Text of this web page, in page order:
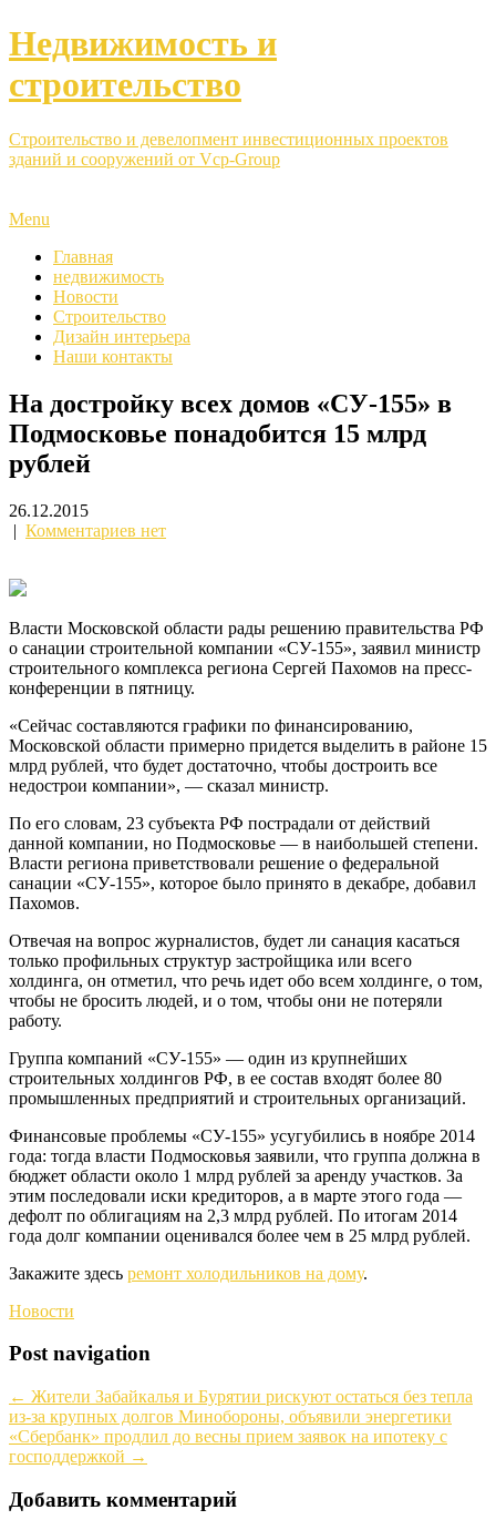
Недвижимость и
строительство
Строительство и девелопмент инвестиционных проектов
зданий и сооружений от Vcp-Group
Menu
Главная
недвижимость
Новости
Строительство
Дизайн интерьера
Наши контакты
На достройку всех домов «СУ-155» в
Подмосковье понадобится 15 млрд
рублей
26.12.2015
| Комментариев нет
Власти Московской области рады решению правительства РФ
о санации строительной компании «СУ-155», заявил министр
строительного комплекса региона Сергей Пахомов на пресс-
конференции в пятницу.
«Сейчас составляются графики по финансированию,
Московской области примерно придется выделить в районе 15
млрд рублей, что будет достаточно, чтобы достроить все
недострои компании», — сказал министр.
По его словам, 23 субъекта РФ пострадали от действий
данной компании, но Подмосковье — в наибольшей степени.
Власти региона приветствовали решение о федеральной
санации «СУ-155», которое было принято в декабре, добавил
Пахомов.
Отвечая на вопрос журналистов, будет ли санация касаться
только профильных структур застройщика или всего
холдинга, он отметил, что речь идет обо всем холдинге, о том,
чтобы не бросить людей, и о том, чтобы они не потеряли
работу.
Группа компаний «СУ-155» — один из крупнейших
строительных холдингов РФ, в ее состав входят более 80
промышленных предприятий и строительных организаций.
Финансовые проблемы «СУ-155» усугубились в ноябре 2014
года: тогда власти Подмосковья заявили, что группа должна в
бюджет области около 1 млрд рублей за аренду участков. За
этим последовали иски кредиторов, а в марте этого года —
дефолт по облигациям на 2,3 млрд рублей. По итогам 2014
года долг компании оценивался более чем в 25 млрд рублей.
Закажите здесь ремонт холодильников на дому.
Новости
Post navigation
← Жители Забайкалья и Бурятии рискуют остаться без тепла
из-за крупных долгов Минобороны, объявили энергетики
«Сбербанк» продлил до весны прием заявок на ипотеку с
господдержкой →
Добавить комментарий